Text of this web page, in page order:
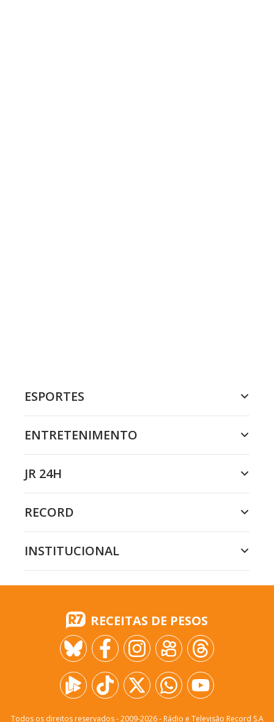
ESPORTES
ENTRETENIMENTO
JR 24H
RECORD
INSTITUCIONAL
RECEITAS DE PESOS
Todos os direitos reservados - 2009-2026- Rádio e Televisão Record S.A